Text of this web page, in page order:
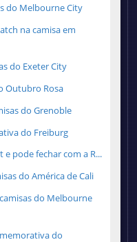
do Melbourne City
na camisa em
do Exeter City
Outubro Rosa
do Grenoble
do Freiburg
e pode fechar com a R...
do América de Cali
do Melbourne
do